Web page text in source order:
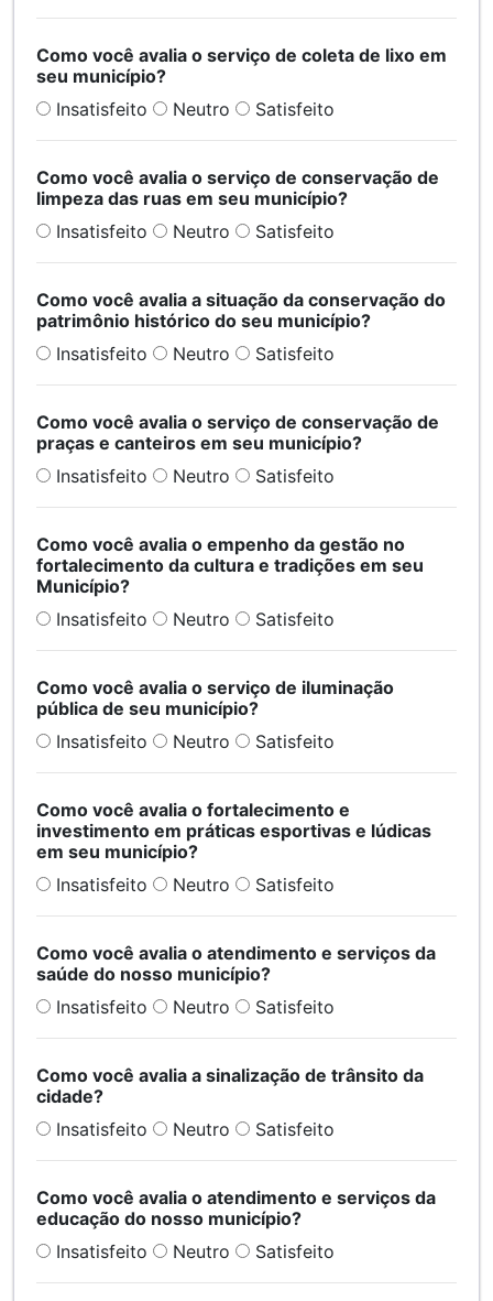
Como você avalia o serviço de coleta de lixo em
seu município?
Insatisfeito
Neutro Satisfeito
Como você avalia o serviço de conservação de
limpeza das ruas em seu município?
Insatisfeito
Neutro Satisfeito
Como você avalia a situação da conservação do
patrimônio histórico do seu município?
Insatisfeito
Neutro Satisfeito
Como você avalia o serviço de conservação de
praças e canteiros em seu município?
Insatisfeito
Neutro Satisfeito
Como você avalia o empenho da gestão no
fortalecimento da cultura e tradições em seu
Município?
Insatisfeito
Neutro Satisfeito
Como você avalia o serviço de iluminação
pública de seu município?
Insatisfeito
Neutro Satisfeito
Como você avalia o fortalecimento e
investimento em práticas esportivas e lúdicas
em seu município?
Insatisfeito
Neutro Satisfeito
Como você avalia o atendimento e serviços da
saúde do nosso município?
Insatisfeito
Neutro Satisfeito
Como você avalia a sinalização de trânsito da
cidade?
Insatisfeito
Neutro Satisfeito
Como você avalia o atendimento e serviços da
educação do nosso município?
Insatisfeito
Neutro Satisfeito